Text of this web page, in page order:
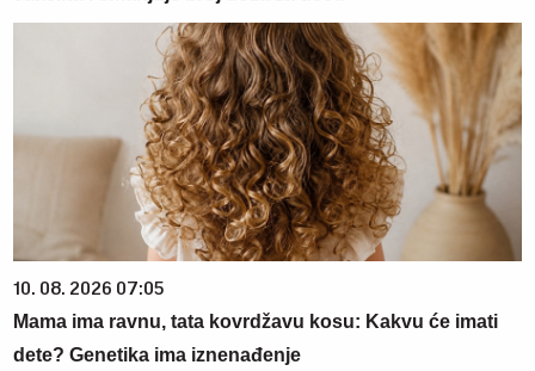
10. 08. 2026 07:05
Mama ima ravnu, tata kovrdžavu kosu: Kakvu će imati
dete? Genetika ima iznenađenje